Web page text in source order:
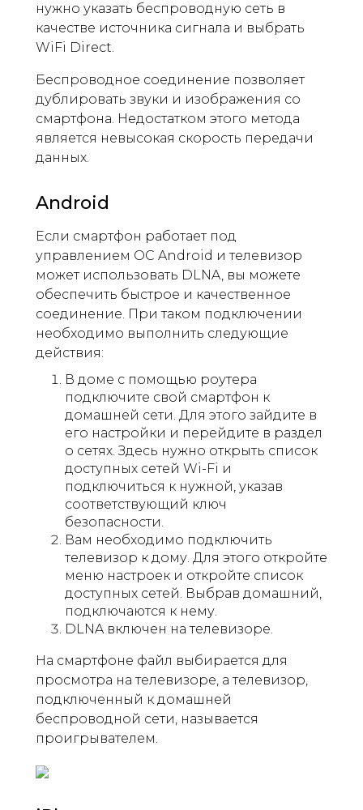
нужно указать беспроводную сеть в
качестве источника сигнала и выбрать
WiFi Direct.
Беспроводное соединение позволяет
дублировать звуки и изображения со
смартфона. Недостатком этого метода
является невысокая скорость передачи
данных.
Android
Если смартфон работает под
управлением ОС Android и телевизор
может использовать DLNA, вы можете
обеспечить быстрое и качественное
соединение. При таком подключении
необходимо выполнить следующие
действия:
В доме с помощью роутера
подключите свой смартфон к
домашней сети. Для этого зайдите в
его настройки и перейдите в раздел
о сетях. Здесь нужно открыть список
доступных сетей Wi-Fi и
подключиться к нужной, указав
соответствующий ключ
безопасности.
Вам необходимо подключить
телевизор к дому. Для этого откройте
меню настроек и откройте список
доступных сетей. Выбрав домашний,
подключаются к нему.
DLNA включен на телевизоре.
На смартфоне файл выбирается для
просмотра на телевизоре, а телевизор,
подключенный к домашней
беспроводной сети, называется
проигрывателем.